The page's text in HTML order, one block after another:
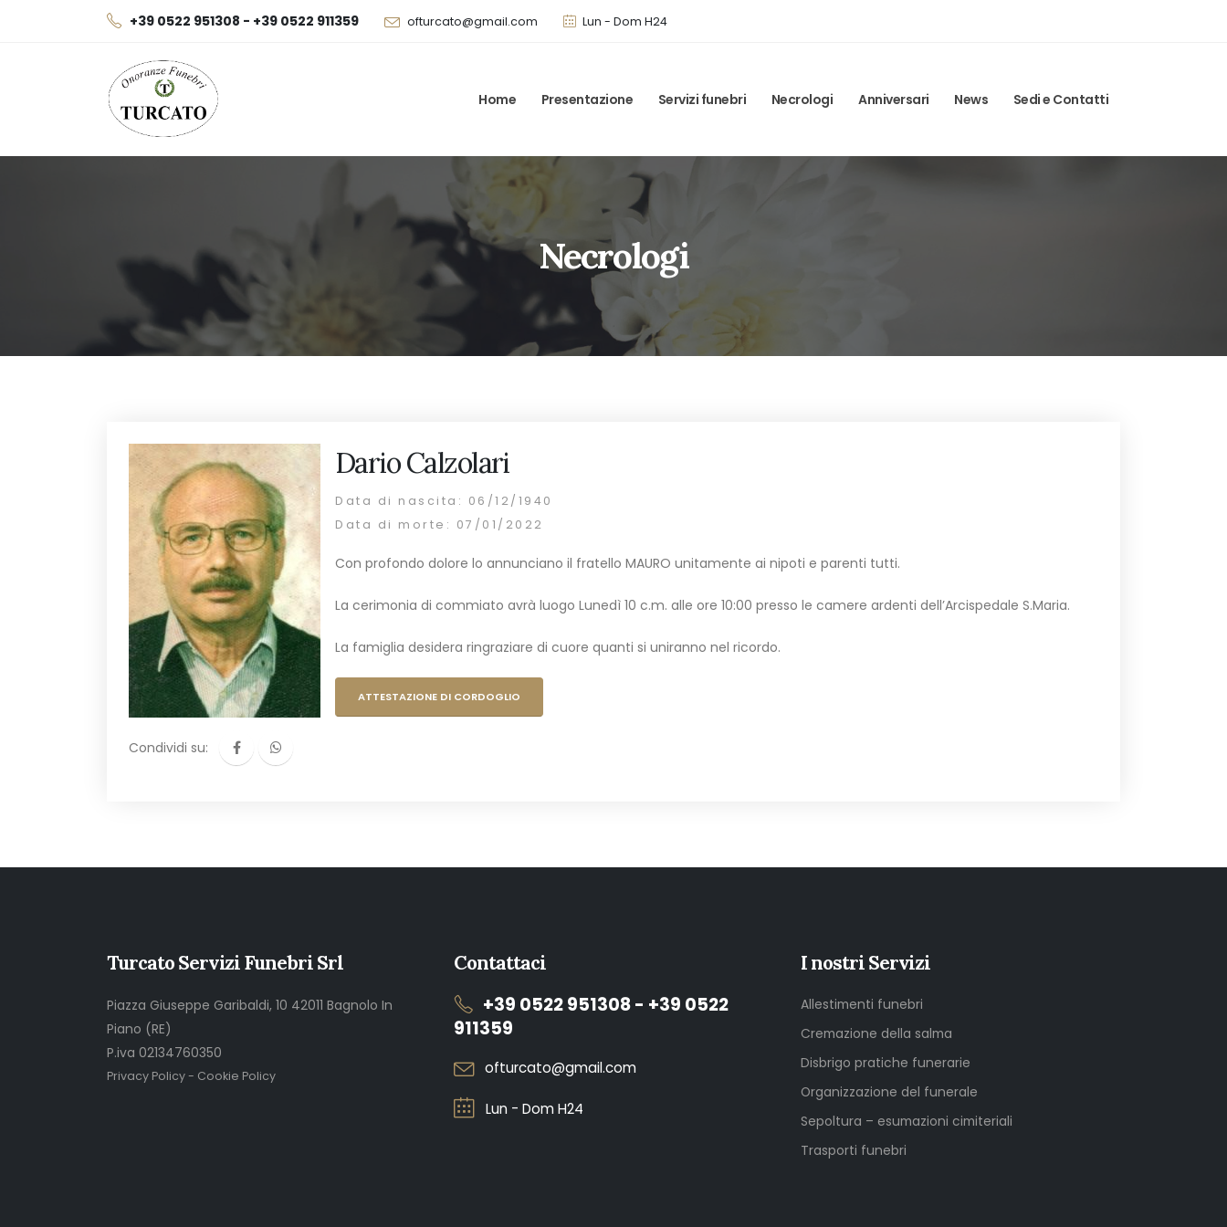
+39 0522 951308 - +39 0522 911359 ofturcato@gmail.com Lun - Dom H24
Home Presentazione Servizi funebri Necrologi Anniversari News Sedi e Contatti
Necrologi
Dario Calzolari
Data di nascita: 06/12/1940
Data di morte: 07/01/2022
Con profondo dolore lo annunciano il fratello MAURO unitamente ai nipoti e parenti tutti.
La cerimonia di commiato avrà luogo Lunedì 10 c.m. alle ore 10:00 presso le camere ardenti dell’Arcispedale S.Maria.
La famiglia desidera ringraziare di cuore quanti si uniranno nel ricordo.
ATTESTAZIONE DI CORDOGLIO
Condividi su:
Turcato Servizi Funebri Srl
Piazza Giuseppe Garibaldi, 10 42011 Bagnolo In
Piano (RE)
P.iva 02134760350
Privacy Policy- Cookie Policy
Contattaci
+39 0522 951308 - +39 0522
911359
ofturcato@gmail.com
Lun - Dom H24
I nostri Servizi
Allestimenti funebri
Cremazione della salma
Disbrigo pratiche funerarie
Organizzazione del funerale
Sepoltura – esumazioni cimiteriali
Trasporti funebri